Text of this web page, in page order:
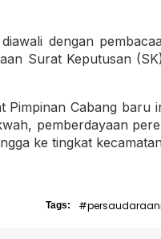
dengan
Surat Keputusan
Pimpinan Cabang
pemberdayaan
ke tingkat
Tags: